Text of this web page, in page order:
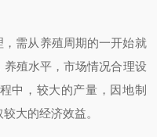
需从养殖周期的一开始就
殖水平，市场情况合理设
中，较大的产量 ，因地制
大的经济效益。